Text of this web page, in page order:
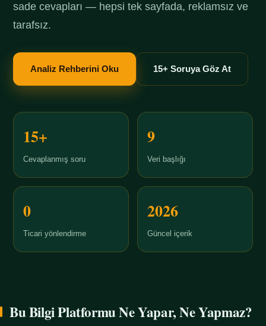
sade cevapları — hepsi tek sayfada, reklamsız ve
tarafsız.
Analiz Rehberini Oku 15+ Soruya Göz At
15+
Cevaplanmış soru
9
Veri başlığı
0
Ticari yönlendirme
2026
Güncel içerik
Bu Bilgi Platformu Ne Yapar, Ne Yapmaz?